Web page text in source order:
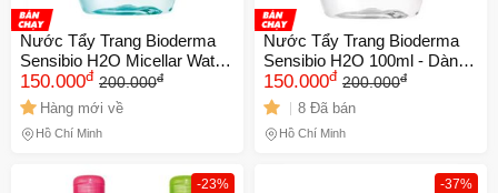
Nước Tẩy Trang Bioderma
Sensibio H2O Micellar Water
Xanh 100ml - Giải Pháp Làm
Sạch Cho Da Nhạy Cảm,
Không Gây Kích Ứng, Chính
Hãng.
150.000đ 200.000đ
Hàng mới về
Hồ Chí Minh
Nước Tẩy Trang Bioderma
Sensibio H2O 100ml - Dành
Cho Da Nhạy Cảm, Làm
Sạch Dịu Nhẹ Không Cần
Rửa, Chất Lượng Cao Chính
Hãng
150.000đ 200.000đ
8 Đã bán
Hồ Chí Minh
-23% -37%